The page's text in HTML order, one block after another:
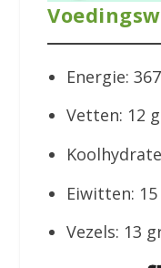
Energie:
Vetten: 12
Eiwitten:
Vezels: 13